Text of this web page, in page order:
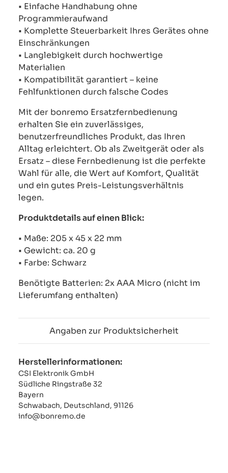
• Einfache Handhabung ohne
Programmieraufwand
• Komplette Steuerbarkeit Ihres Gerätes ohne
Einschränkungen
• Langlebigkeit durch hochwertige
Materialien
• Kompatibilität garantiert – keine
Fehlfunktionen durch falsche Codes
Mit der bonremo Ersatzfernbedienung
erhalten Sie ein zuverlässiges,
benutzerfreundliches Produkt, das Ihren
Alltag erleichtert. Ob als Zweitgerät oder als
Ersatz – diese Fernbedienung ist die perfekte
Wahl für alle, die Wert auf Komfort, Qualität
und ein gutes Preis-Leistungsverhältnis
legen.
Produktdetails auf einen Blick:
• Maße: 205 x 45 x 22 mm
• Gewicht: ca. 20 g
• Farbe: Schwarz
Benötigte Batterien: 2x AAA Micro (nicht im
Lieferumfang enthalten)
Angaben zur Produktsicherheit
Herstellerinformationen:
CSI Elektronik GmbH
Südliche Ringstraße 32
Bayern
Schwabach, Deutschland, 91126
info@bonremo.de